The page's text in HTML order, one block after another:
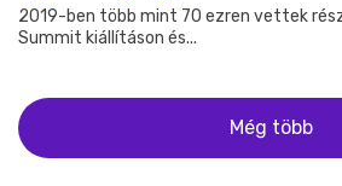
2019-ben több mint 70 ezren vettek
Summit kiállításon és...
Még több